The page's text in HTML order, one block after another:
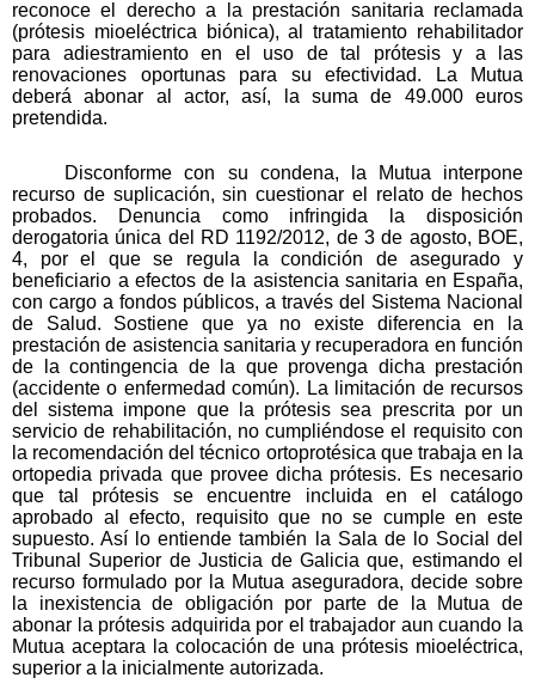
reconoce el derecho a la prestación sanitaria reclamada
(prótesis mioeléctrica biónica), al tratamiento rehabilitador
para adiestramiento en el uso de tal prótesis y a las
renovaciones oportunas para su efectividad. La Mutua
deberá abonar al actor, así, la suma de 49.000 euros
pretendida.
Disconforme con su condena, la Mutua interpone
recurso de suplicación, sin cuestionar el relato de hechos
probados. Denuncia como infringida la disposición
derogatoria única del RD 1192/2012, de 3 de agosto, BOE,
4, por el que se regula la condición de asegurado y
beneficiario a efectos de la asistencia sanitaria en España,
con cargo a fondos públicos, a través del Sistema Nacional
de Salud. Sostiene que ya no existe diferencia en la
prestación de asistencia sanitaria y recuperadora en función
de la contingencia de la que provenga dicha prestación
(accidente o enfermedad común). La limitación de recursos
del sistema impone que la prótesis sea prescrita por un
servicio de rehabilitación, no cumpliéndose el requisito con
la recomendación del técnico ortoprotésica que trabaja en la
ortopedia privada que provee dicha prótesis. Es necesario
que tal prótesis se encuentre incluida en el catálogo
aprobado al efecto, requisito que no se cumple en este
supuesto. Así lo entiende también la Sala de lo Social del
Tribunal Superior de Justicia de Galicia que, estimando el
recurso formulado por la Mutua aseguradora, decide sobre
la inexistencia de obligación por parte de la Mutua de
abonar la prótesis adquirida por el trabajador aun cuando la
Mutua aceptara la colocación de una prótesis mioeléctrica,
superior a la inicialmente autorizada.